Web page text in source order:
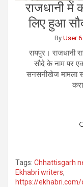
राजधानी में
लिए हुआ
By User 6
रायपुर। राजधानी
सौदे के नाम पर
सनसनीखेज मामला
Tags: Chhattisgarh
Ekhabri writers,
https://